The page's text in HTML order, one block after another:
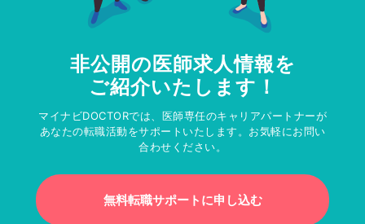
非公開の医師求人情報を
ご紹介いたします！
マイナビDOCTORでは、医師専任のキャリアパートナーが
あなたの転職活動をサポートいたします。お気軽にお問い
合わせください。
無料転職サポートに申し込む